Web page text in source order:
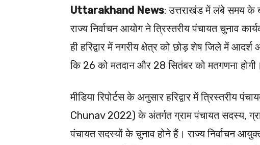
Uttarakhand News: उत्तराखंड में लंबे समय के
राज्य निर्वाचन आयोग ने त्रिस्तरीय पंचायत चुनाव
ही हरिद्वार में नगरीय क्षेत्र को छोड़ शेष जिले में
कि 26 को मतदान और 28 सितंबर को मतगणना होगी।
मीडिया रिपोर्टस के अनुसार हरिद्वार में
Chunav 2022) के अंतर्गत ग्राम पंचायत सदस्य,
पंचायत सदस्यों के चुनाव होने हैं। राज्य निर्वाचन